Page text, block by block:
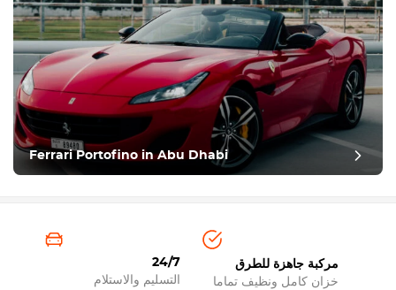
Ferrari Portofino in Abu Dhabi
24/7
التسليم والاستلام
مركبة جاهزة للطرق
خزان كامل ونظيف تماما